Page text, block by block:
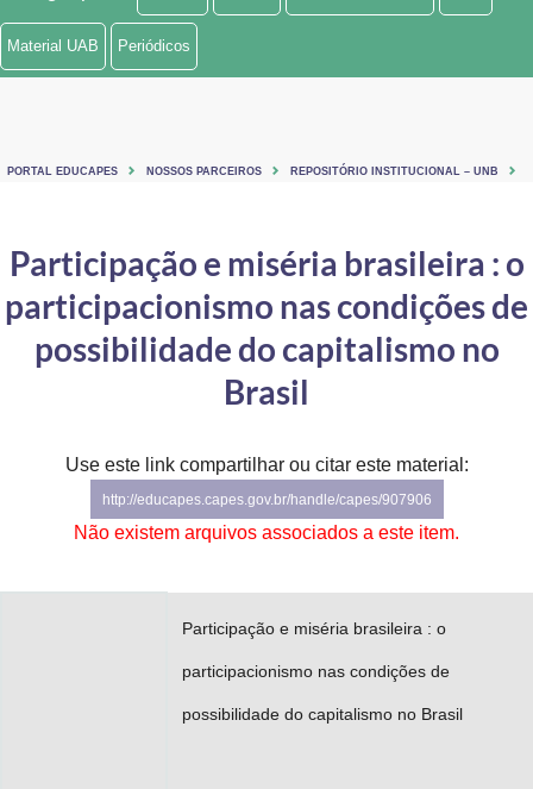
Ministério de Minas e Energia
Controladoria-Geral da União
Ministério da Mulher, da Família e dos Direitos Humanos
Gabinete de Segurança Institucional
Material UAB Periódicos
PORTAL EDUCAPES NOSSOS PARCEIROS REPOSITÓRIO INSTITUCIONAL – UNB
Participação e miséria brasileira : o
participacionismo nas condições de
possibilidade do capitalismo no
Brasil
Use este link compartilhar ou citar este material:
http://educapes.capes.gov.br/handle/capes/907906
Não existem arquivos associados a este item.
Participação e miséria brasileira : o
participacionismo nas condições de
possibilidade do capitalismo no Brasil